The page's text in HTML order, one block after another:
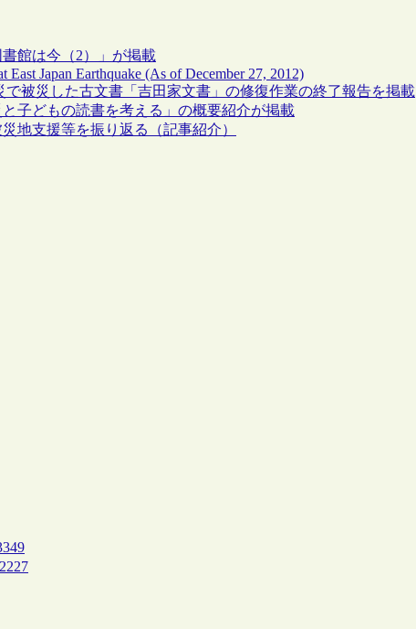
館は今（2）」が掲載
Japan Earthquake (As of December 27, 2012)
で被災した古文書「吉田家文書」の修復作業の終了報告を掲載
子どもの読書を考える」の概要紹介が掲載
地支援等を振り返る（記事紹介）
2227